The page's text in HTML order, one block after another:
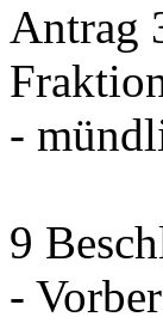
Antrag
-
9
-